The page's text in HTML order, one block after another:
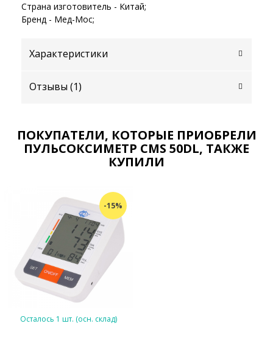
Страна изготовитель - Китай;
Бренд - Мед-Мос;
Характеристики
Отзывы (1)
ПОКУПАТЕЛИ, КОТОРЫЕ ПРИОБРЕЛИ
ПУЛЬСОКСИМЕТР CMS 50DL, ТАКЖЕ
КУПИЛИ
-15%
Осталось 1 шт. (осн. склад)